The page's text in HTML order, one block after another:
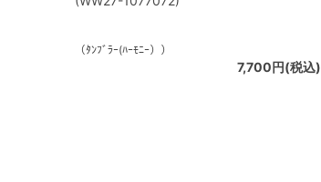
（ﾀﾝﾌﾞﾗｰ(ﾊｰﾓﾆｰ））
7,700円(税込)